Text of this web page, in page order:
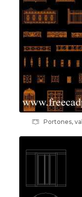
Portones,